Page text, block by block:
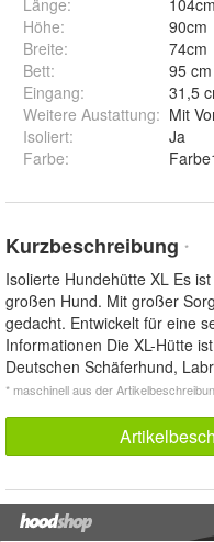
Länge:
104cm
Höhe:
90cm
Breite:
74cm
Bett:
95
Eingang:
31,5
Weitere Austattung: Mit
Isoliert:
Ja
Farbe:
Kurzbeschreibung *
Isolierte Hundehütte XL Es
großen Hund. Mit großer
gedacht. Entwickelt für eine
Informationen Die XL-Hütte
Deutschen Schäferhund,
* maschinell aus der